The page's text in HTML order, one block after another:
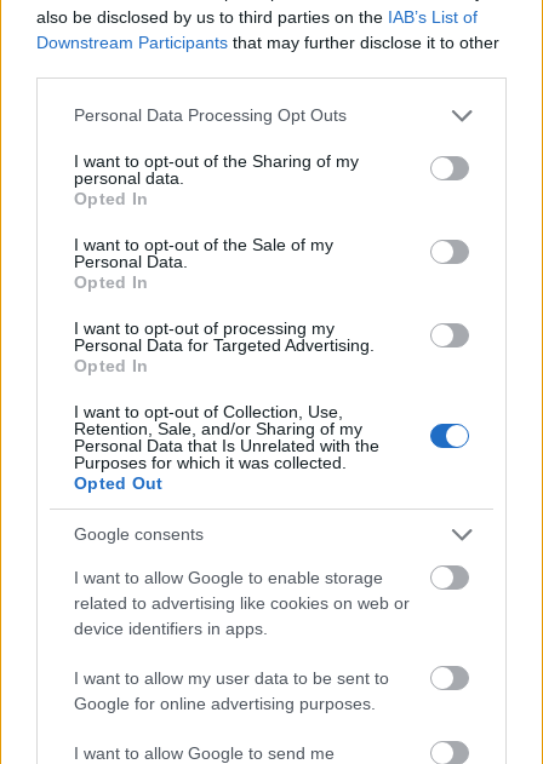
also be disclosed by us to third parties on the IAB’s List of
Downstream Participants that may further disclose it to other
Please note that this website/app uses one or more Google
not limited to your visit or usage behaviour. You may click to
grant or deny consent to Google and its third-party tags to
use your data for below specified purposes in below Google
consent section.
Personal Data Processing Opt Outs
I want to opt-out of the Sharing of my
personal data.
Opted In
I want to opt-out of the Sale of my
Personal Data.
Opted In
I want to opt-out of processing my
Personal Data for Targeted Advertising.
Opted In
I want to opt-out of Collection, Use,
Retention, Sale, and/or Sharing of my
Personal Data that Is Unrelated with the
Purposes for which it was collected.
Opted Out
Google consents
I want to allow Google to enable storage
related to advertising like cookies on web or
device identifiers in apps.
I want to allow my user data to be sent to
Google for online advertising purposes.
I want to allow Google to send me
élményeitől, mert szeptember 19. és 21. között
Tállyán aKerekdomb Fesztivál
A reformkori hipszterek kedvenc
helye – Kerekdomb Fesztivál-interjú